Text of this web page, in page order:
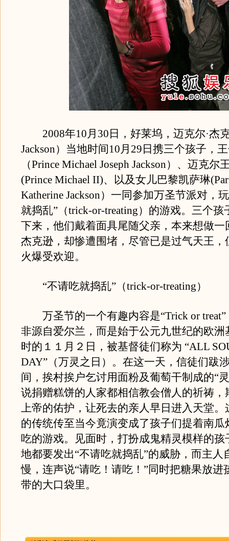
2008年10月30日，好莱坞，迈克尔·杰
Jackson）当地时间10月29日携三个孩子，
（Prince Michael Joseph Jackson）、迈克尔
(Prince Michael II)、以及女儿巴黎凯萨琳
Katherine Jackson）一同参加万圣节派对，
就捣乱”（trick-or-treating）的游戏。三个孩
下来，他们戴着面具尾随父亲，本来想做一
杰克逊，却惨遭围堵，尽管已是过气天王，
火爆受欢迎。
“不请吃就捣乱”（trick-or-treating）
万圣节的一个有趣内容是“Trick or treat”
非源自爱尔兰，而是始于公元九世纪的欧洲
时的１１月２日，被基督徒们称为 “ALL
DAY”（万灵之日）。在这一天，信徒们跋
间，挨村挨户乞讨用面粉及葡萄干制成的“
说捐赠糕饼的人家都相信教会僧人的祈祷，
上帝的佑护，让死去的亲人早日进入天堂。
的传统传至当今竟演变成了孩子们提着南瓜
吃的游戏。见面时，打扮成鬼精灵模样的孩
地都要发出“不请吃就捣乱”的威胁，而主人
慢，连声说“请吃！请吃！”同时把糖果放进
带的大口袋里。